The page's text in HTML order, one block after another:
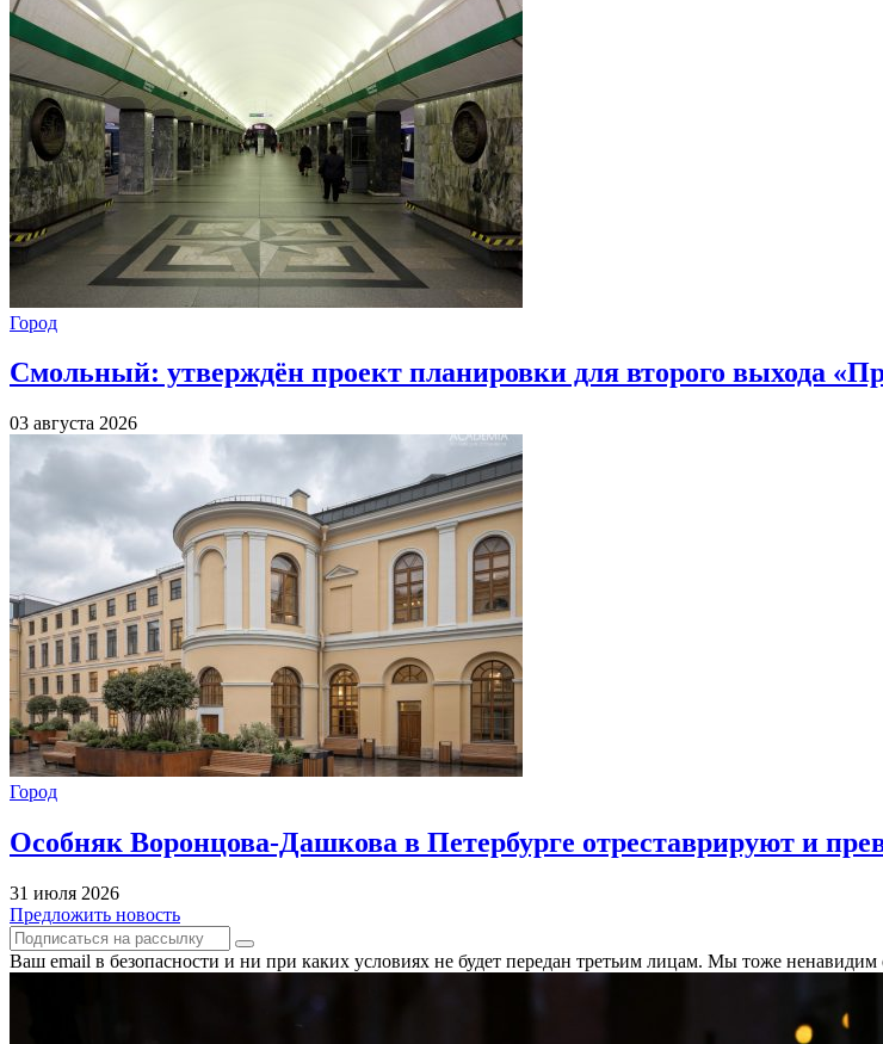
Город
Смольный: утверждён проект планировки для второго выхода
03 августа 2026
Город
Особняк Воронцова-Дашкова в Петербурге отреставрируют и
31 июля 2026
Предложить новость
Ваш email в безопасности и ни при каких условиях не будет передан третьим лицам. Мы тоже ненавидим